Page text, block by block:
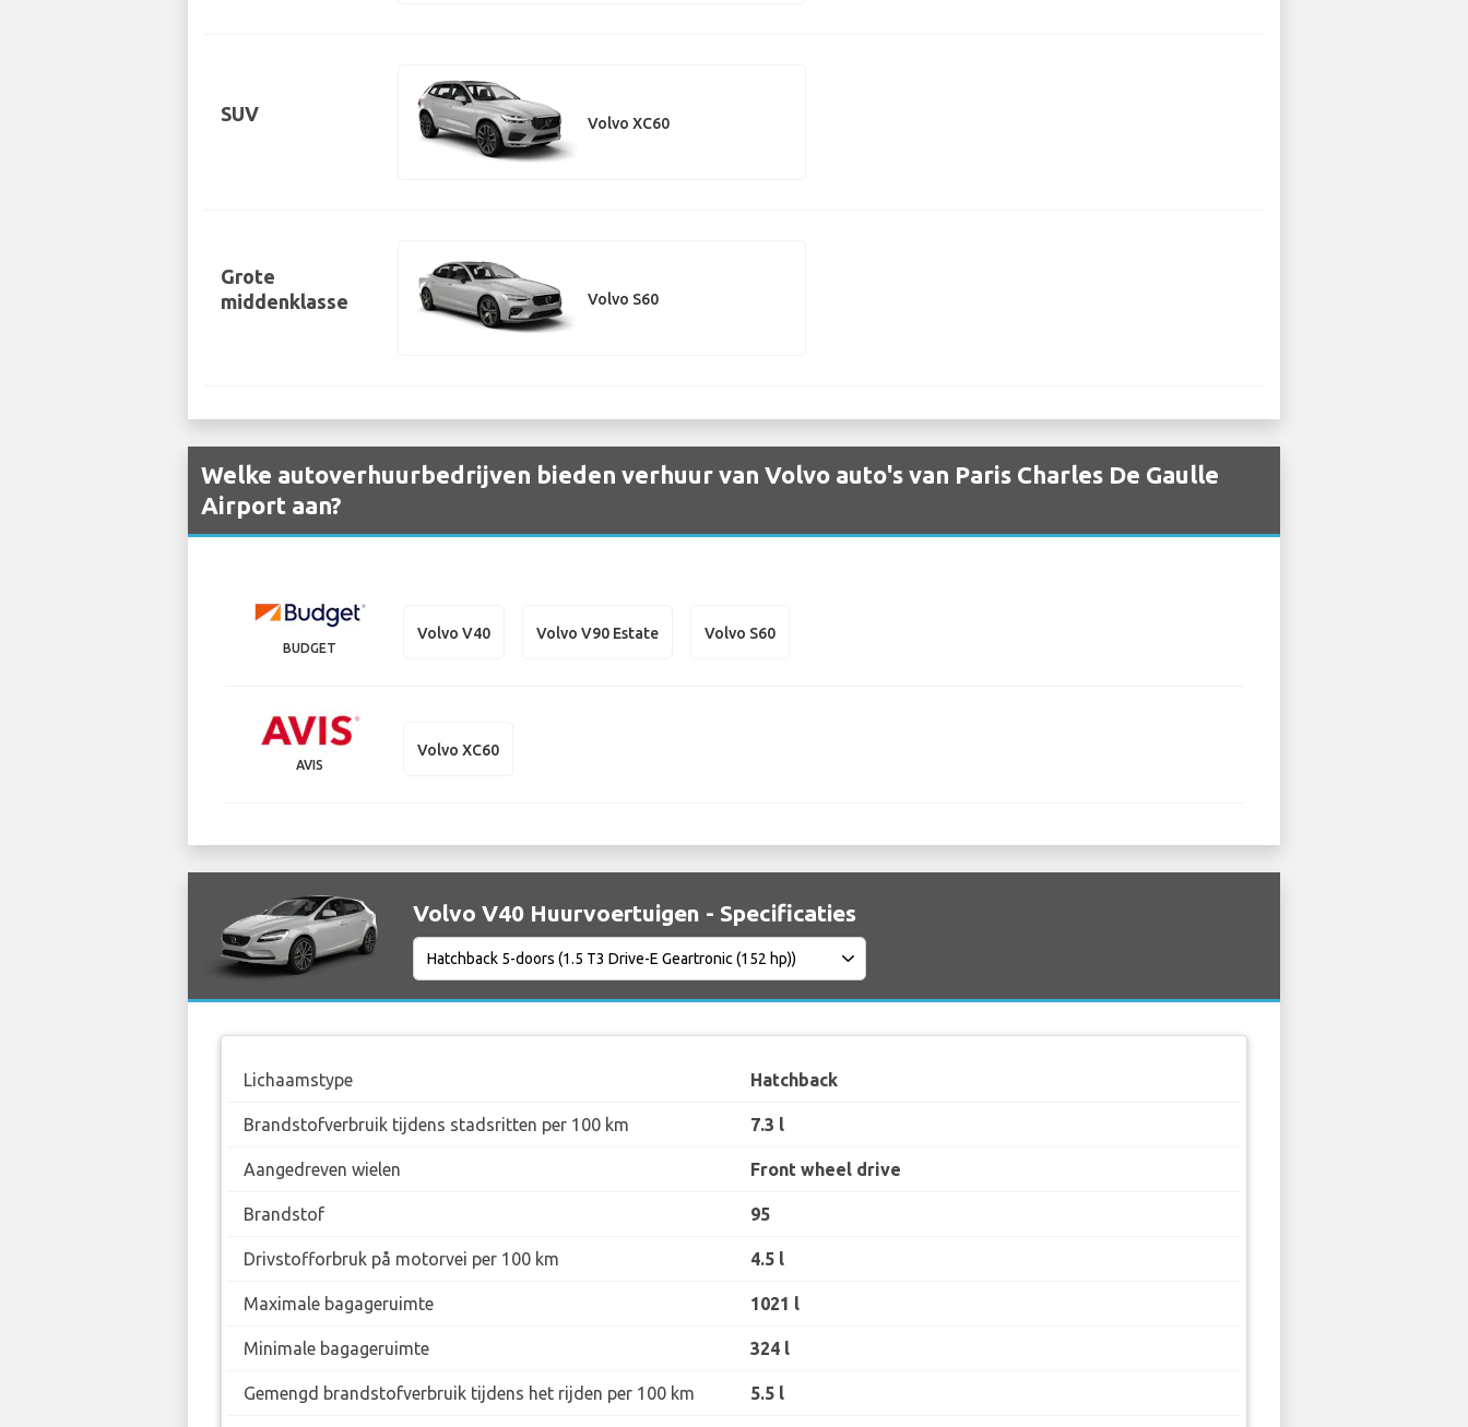
SUV Volvo XC60
Grote
middenklasse
Volvo S60
Welke autoverhuurbedrijven bieden verhuur van Volvo auto's van Paris Charles De Gaulle
Airport aan?
BUDGET
Volvo V40 Volvo V90 Estate Volvo S60
AVIS
Volvo XC60
Volvo V40 Huurvoertuigen - Specificaties
Lichaamstype Hatchback
Brandstofverbruik tijdens stadsritten per 100 km 7.3 l
Aangedreven wielen Front wheel drive
Brandstof 95
Drivstofforbruk på motorvei per 100 km 4.5 l
Maximale bagageruimte 1021 l
Minimale bagageruimte 324 l
Gemengd brandstofverbruik tijdens het rijden per 100 km 5.5 l